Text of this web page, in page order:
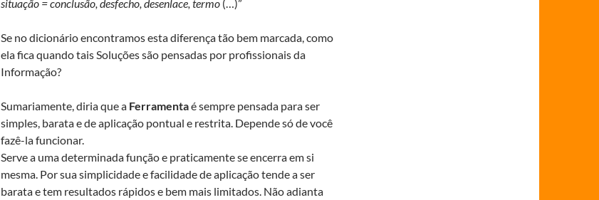
situação = conclusão, desfecho, desenlace, termo (…)”
Se no dicionário encontramos esta diferença tão bem marcada, como
ela fica quando tais Soluções são pensadas por profissionais da
Informação?
Sumariamente, diria que a Ferramentaé sempre pensada para ser
simples, barata e de aplicação pontual e restrita. Depende só de você
fazê-la funcionar.
Serve a uma determinada função e praticamente se encerra em si
mesma. Por sua simplicidade e facilidade de aplicação tende a ser
barata e tem resultados rápidos e bem mais limitados. Não adianta